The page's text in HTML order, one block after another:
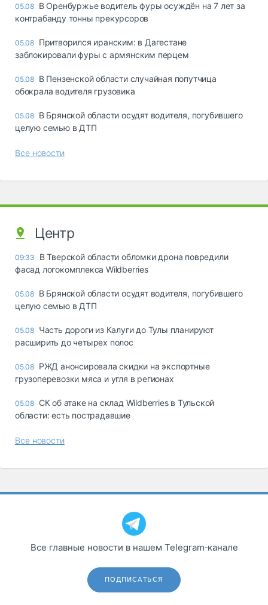
05.08 В Оренбуржье водитель фуры осуждён на 7 лет за
контрабанду тонны прекурсоров
05.08 Притворился иранским: в Дагестане
заблокировали фуры с армянским перцем
05.08 В Пензенской области случайная попутчица
обокрала водителя грузовика
05.08 В Брянской области осудят водителя, погубившего
целую семью в ДТП
Все новости
Центр
09:33
В Тверской области обломки дрона повредили
фасад логокомплекса Wildberries
05.08 В Брянской области осудят водителя, погубившего
целую семью в ДТП
05.08 Часть дороги из Калуги до Тулы планируют
расширить до четырех полос
05.08 РЖД анонсировала скидки на экспортные
грузоперевозки мяса и угля в регионах
05.08 СК об атаке на склад Wildberries в Тульской
области: есть пострадавшие
Все новости
Все главные новости в нашем Telegram‑канале
ПОДПИСАТЬСЯ